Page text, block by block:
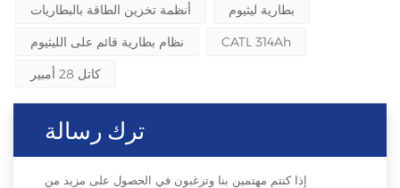
أنظمة تخزين الطاقة بالبطاريات
بطارية ليثيوم
نظام بطارية قائم على الليثيوم
CATL 314Ah
كاتل 28 أمبير
ترك رسالة
إذا كنتم مهتمين بنا وترغبون في الحصول على مزيد من